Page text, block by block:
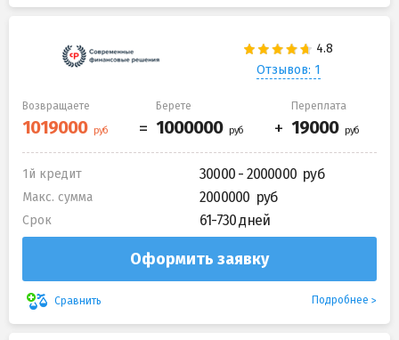
Отзывов: 1
Возвращаете Берете Переплата
1й кредит 30000 - 2000000
Макс. сумма 2000000
Срок 61-730 дней
Оформить заявку
Сравнить Подробнее